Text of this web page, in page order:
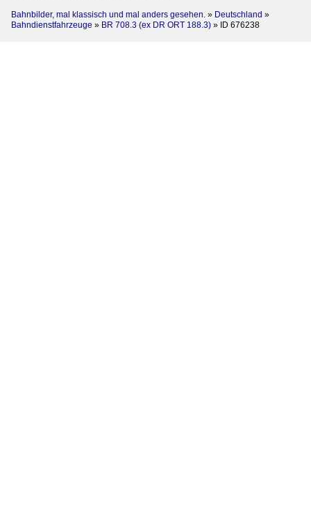
Bahnbilder, mal klassisch und mal anders gesehen. » Deutschland »
Bahndienstfahrzeuge » BR 708.3 (ex DR ORT 188.3) » ID 676238